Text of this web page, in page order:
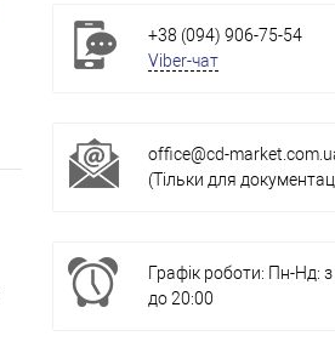
+38 (094) 906-75-54
Viber-чат
office@cd-
(Тільки для
Графік роботи: Пн-Нд:
до 20:00